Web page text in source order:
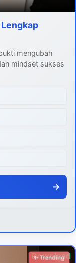
Lengkap
mengubah
mindset sukses
→
Download
✨ Trending